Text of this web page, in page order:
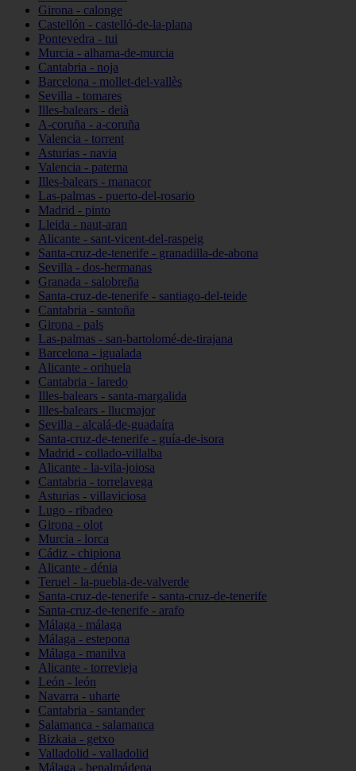
Girona - calonge
Castellón - castelló-de-la-plana
Pontevedra - tui
Murcia - alhama-de-murcia
Cantabria - noja
Barcelona - mollet-del-vallès
Sevilla - tomares
Illes-balears - deià
A-coruña - a-coruña
Valencia - torrent
Asturias - navia
Valencia - paterna
Illes-balears - manacor
Las-palmas - puerto-del-rosario
Madrid - pinto
Lleida - naut-aran
Alicante - sant-vicent-del-raspeig
Santa-cruz-de-tenerife - granadilla-de-abona
Sevilla - dos-hermanas
Granada - salobreña
Santa-cruz-de-tenerife - santiago-del-teide
Cantabria - santoña
Girona - pals
Las-palmas - san-bartolomé-de-tirajana
Barcelona - igualada
Alicante - orihuela
Cantabria - laredo
Illes-balears - santa-margalida
Illes-balears - llucmajor
Sevilla - alcalá-de-guadaíra
Santa-cruz-de-tenerife - guía-de-isora
Madrid - collado-villalba
Alicante - la-vila-joiosa
Cantabria - torrelavega
Asturias - villaviciosa
Lugo - ribadeo
Girona - olot
Murcia - lorca
Cádiz - chipiona
Alicante - dénia
Teruel - la-puebla-de-valverde
Santa-cruz-de-tenerife - santa-cruz-de-tenerife
Santa-cruz-de-tenerife - arafo
Málaga - málaga
Málaga - estepona
Málaga - manilva
Alicante - torrevieja
León - león
Navarra - uharte
Cantabria - santander
Salamanca - salamanca
Bizkaia - getxo
Valladolid - valladolid
Málaga - benalmádena